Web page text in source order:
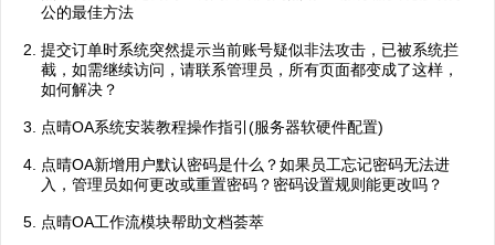
公的最佳方法
提交订单时系统突然提示当前账号疑似非法攻击，已被系统拦
截，如需继续访问，请联系管理员，所有页面都变成了这样，
如何解决？
点晴OA系统安装教程操作指引(服务器软硬件配置)
点晴OA新增用户默认密码是什么？如果员工忘记密码无法进
入，管理员如何更改或重置密码？密码设置规则能更改吗？
点晴OA工作流模块帮助文档荟萃